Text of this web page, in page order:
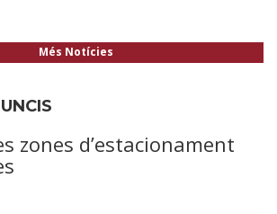
Més Notícies
zones d’estacionament